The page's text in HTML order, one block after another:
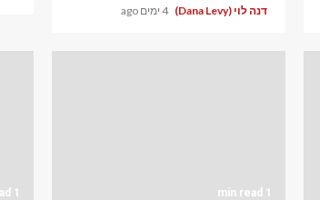
דנה לוי (Dana Levy) 4 ימים ago
1 min read
1 min read